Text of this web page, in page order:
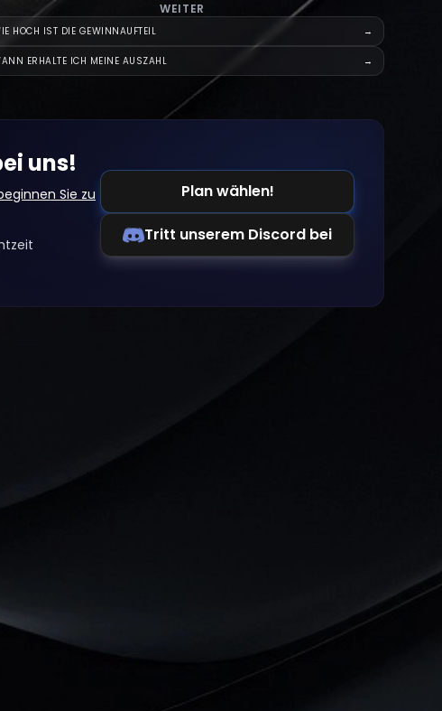
WEITER
HOCH IST DIE GEWINNAUFTEIL →
ERHALTE ICH MEINE AUSZAHL →
uns!
Sie zu
Plan wählen!
Tritt unserem Discord bei